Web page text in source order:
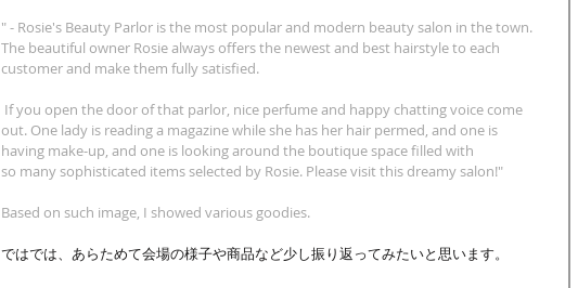
" - Rosie's Beauty Parlor is the most popular and modern beauty salon in the town.
The beautiful owner Rosie always offers the newest and best hairstyle to each
customer and make them fully satisfied.
If you open the door of that parlor, nice perfume and happy chatting voice come
out. One lady is reading a magazine while she has her hair permed, and one is
having make-up, and one is looking around the boutique space filled with
so many sophisticated items selected by Rosie. Please visit this dreamy salon!"
Based on such image, I showed various goodies.
ではでは、あらためて会場の様子や商品など少し振り返ってみたいと思います。